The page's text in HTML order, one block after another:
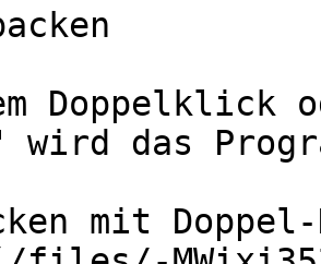
Doppelklick
wird das
mit